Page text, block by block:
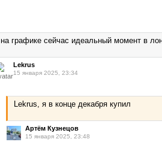
на графике сейчас идеальный момент в
Lekrus
15 января 2025, 23:34
Lekrus, я в конце декабря купил
Артём Кузнецов
15 января 2025, 23:48